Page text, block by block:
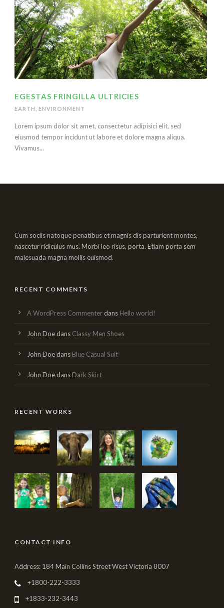
EGESTAS FRINGILLA ULTRICIES
EARTH ENVIRONMENT
Lorem ipsum dolor sit amet, consectetur adipisici elit, sed
eiusmod tempor incidunt ut labore et dolore magna aliqua.
Vivamus...
Cum sociis natoque penatibus et magnis dis parturient montes,
nascetur ridiculus mus. Morbi leo risus, porta. Etiam porta sem
malesuada magna mollis euismod.
RECENT COMMENTS
A WordPress Commenterdans Hello world!
John Doedans Classy Men Shoes
John Doedans Blue Casual Suit
John Doedans Dark Skirt
RECENT WORKS
CONTACT INFO
Address: 184 Main Collins Street West Victoria 8007
+1800-222-3333
+1833-232-3443